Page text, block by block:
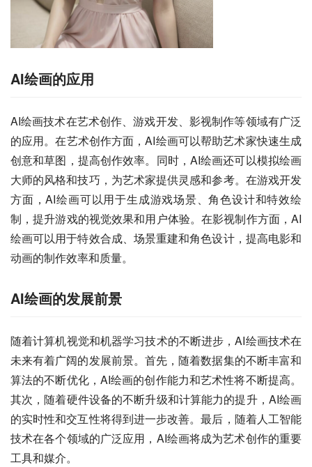
AI绘画的应用
AI绘画技术在艺术创作、游戏开发、影视制作等领域有广泛
的应用。在艺术创作方面，AI绘画可以帮助艺术家快速生成
创意和草图，提高创作效率。同时，AI绘画还可以模拟绘画
大师的风格和技巧，为艺术家提供灵感和参考。在游戏开发
方面，AI绘画可以用于生成游戏场景、角色设计和特效绘
制，提升游戏的视觉效果和用户体验。在影视制作方面，AI
绘画可以用于特效合成、场景重建和角色设计，提高电影和
动画的制作效率和质量。
AI绘画的发展前景
随着计算机视觉和机器学习技术的不断进步，AI绘画技术在
未来有着广阔的发展前景。首先，随着数据集的不断丰富和
算法的不断优化，AI绘画的创作能力和艺术性将不断提高。
其次，随着硬件设备的不断升级和计算能力的提升，AI绘画
的实时性和交互性将得到进一步改善。最后，随着人工智能
技术在各个领域的广泛应用，AI绘画将成为艺术创作的重要
工具和媒介。